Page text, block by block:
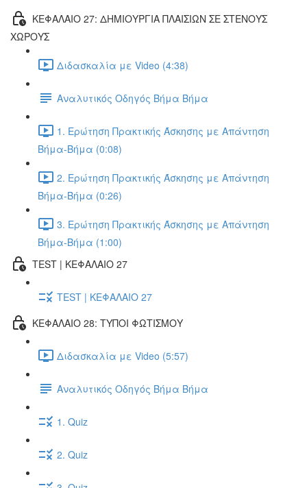
ΚΕΦΑΛΑΙΟ 27: ΔΗΜΙΟΥΡΓΙΑ ΠΛΑΙΣΙΩΝ ΣΕ ΣΤΕΝΟΥΣ
ΧΩΡΟΥΣ
Διδασκαλία με Video (4:38)
Αναλυτικός Οδηγός Βήμα Βήμα
1. Ερώτηση Πρακτικής Άσκησης με Απάντηση
Βήμα-Βήμα (0:08)
2. Ερώτηση Πρακτικής Άσκησης με Απάντηση
Βήμα-Βήμα (0:26)
3. Ερώτηση Πρακτικής Άσκησης με Απάντηση
Βήμα-Βήμα (1:00)
TEST | ΚΕΦΑΛΑΙΟ 27
TEST | ΚΕΦΑΛΑΙΟ 27
ΚΕΦΑΛΑΙΟ 28: ΤΥΠΟΙ ΦΩΤΙΣΜΟΥ
Διδασκαλία με Video (5:57)
Αναλυτικός Οδηγός Βήμα Βήμα
1. Quiz
2. Quiz